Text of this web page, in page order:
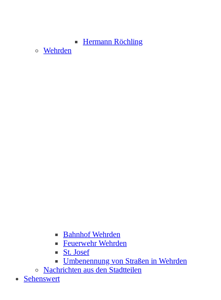
Hermann Röchling
Wehrden
Bahnhof Wehrden
Feuerwehr Wehrden
St. Josef
Umbenennung von Straßen in Wehrden
Nachrichten aus den Stadtteilen
Sehenswert